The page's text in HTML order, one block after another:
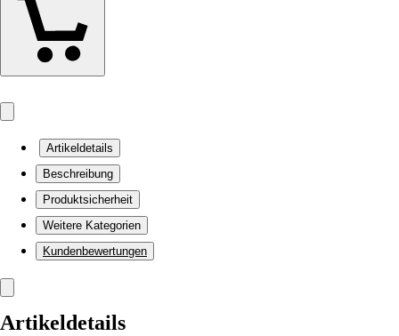
Artikeldetails
Beschreibung
Produktsicherheit
Weitere Kategorien
Kundenbewertungen
Artikeldetails